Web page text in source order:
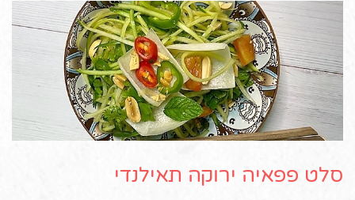
סלט פפאיה ירוקה תאילנדי